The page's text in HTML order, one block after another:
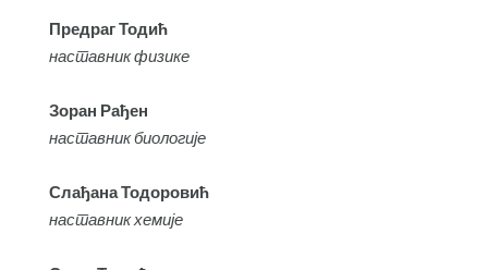
Предраг Тодић
наставник физике
Зоран Рађен
наставник биологије
Слађана Тодоровић
наставник хемије